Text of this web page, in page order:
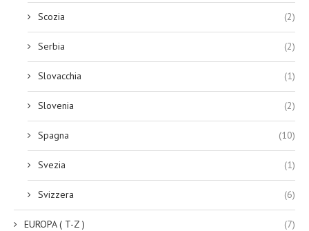
Scozia (2)
Serbia (2)
Slovacchia (1)
Slovenia (2)
Spagna (10)
Svezia (1)
Svizzera (6)
EUROPA ( T-Z ) (7)